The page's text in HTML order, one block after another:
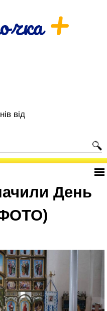
+
від
День